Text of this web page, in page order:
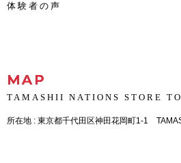
体験者の声
MAP
TAMASHII NATIONS STORE
所在地 : 東京都千代田区神田花岡町1-1